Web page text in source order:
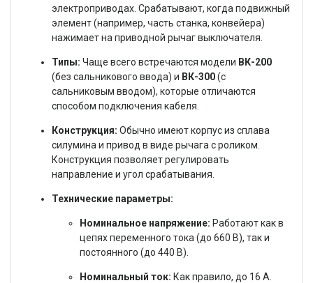
электроприводах. Срабатывают, когда подвижный
элемент (например, часть станка, конвейера)
нажимает на приводной рычаг выключателя.
Типы: Чаще всего встречаются модели ВК-200
(без сальникового ввода) и ВК-300(с
сальниковым вводом), которые отличаются
способом подключения кабеля.
Конструкция: Обычно имеют корпус из сплава
силумина и привод в виде рычага с роликом.
Конструкция позволяет регулировать
направление и угол срабатывания.
Технические параметры:
Номинальное напряжение: Работают как в
цепях переменного тока (до 660 В), так и
постоянного (до 440 В).
Номинальный ток: Как правило, до 16 А.